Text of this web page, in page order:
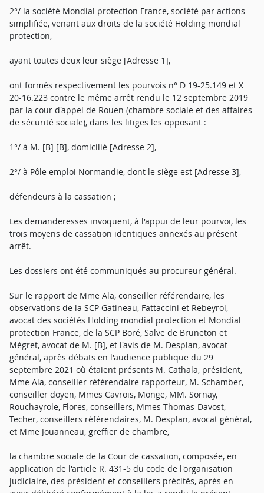
2°/ la société Mondial protection France, société par actions
simplifiée, venant aux droits de la société Holding mondial
protection,
ayant toutes deux leur siège [Adresse 1],
ont formés respectivement les pourvois n° D 19-25.149 et X
20-16.223 contre le même arrêt rendu le 12 septembre 2019
par la cour d'appel de Rouen (chambre sociale et des affaires
de sécurité sociale), dans les litiges les opposant :
1°/ à M. [B] [B], domicilié [Adresse 2],
2°/ à Pôle emploi Normandie, dont le siège est [Adresse 3],
défendeurs à la cassation ;
Les demanderesses invoquent, à l'appui de leur pourvoi, les
trois moyens de cassation identiques annexés au présent
arrêt.
Les dossiers ont été communiqués au procureur général.
Sur le rapport de Mme Ala, conseiller référendaire, les
observations de la SCP Gatineau, Fattaccini et Rebeyrol,
avocat des sociétés Holding mondial protection et Mondial
protection France, de la SCP Boré, Salve de Bruneton et
Mégret, avocat de M. [B], et l'avis de M. Desplan, avocat
général, après débats en l'audience publique du 29
septembre 2021 où étaient présents M. Cathala, président,
Mme Ala, conseiller référendaire rapporteur, M. Schamber,
conseiller doyen, Mmes Cavrois, Monge, MM. Sornay,
Rouchayrole, Flores, conseillers, Mmes Thomas-Davost,
Techer, conseillers référendaires, M. Desplan, avocat général,
et Mme Jouanneau, greffier de chambre,
la chambre sociale de la Cour de cassation, composée, en
application de l'article R. 431-5 du code de l'organisation
judiciaire, des président et conseillers précités, après en